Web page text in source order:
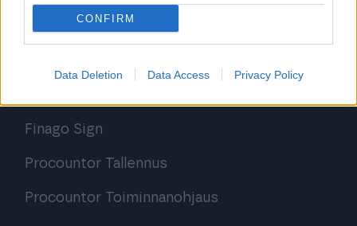
CONFIRM
Data Deletion Data Access Privacy Policy
Procountor
Finago Sign
Procountor Tallennus
Procountor Toiminnanohjaus